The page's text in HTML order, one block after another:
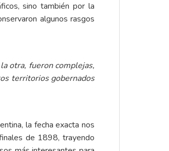
sino también por la
algunos rasgos
otra, fueron complejas,
territorios gobernados
la fecha exacta nos
de 1898, trayendo